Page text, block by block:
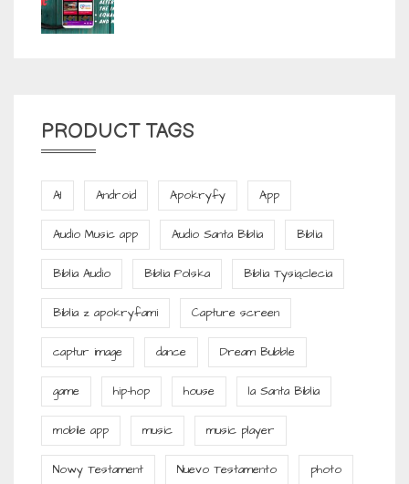
PRODUCT TAGS
AI Android Apokryfy App
Audio Music app Audio Santa Biblia Biblia
Biblia Audio Biblia Polska Biblia Tysiąclecia
Biblia z apokryfami Capture screen
captur image dance Dream Bubble
game hip-hop house la Santa Biblia
mobile app music music player
Nowy Testament Nuevo Testamento photo